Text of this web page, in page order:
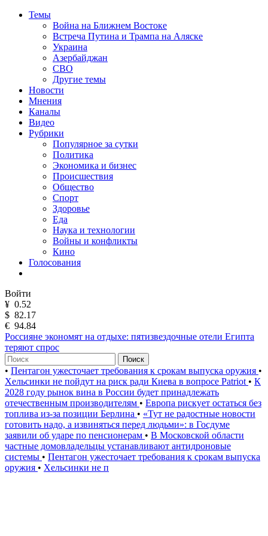
Темы
Война на Ближнем Востоке
Встреча Путина и Трампа на Аляске
Украина
Азербайджан
СВО
Другие темы
Новости
Мнения
Каналы
Видео
Рубрики
Популярное за сутки
Политика
Экономика и бизнес
Происшествия
Общество
Спорт
Здоровье
Еда
Наука и технологии
Войны и конфликты
Кино
Голосования
Войти
¥ 0.52
$ 82.17
€ 94.84
Россияне экономят на отдыхе: пятизвездочные отели Египта
теряют спрос
Поиск
• Пентагон ужесточает требования к срокам выпуска оружия •
Хельсинки не пойдут на риск ради Киева в вопросе Patriot • К
2028 году рынок вина в России будет принадлежать
отечественным производителям • Европа рискует остаться без
топлива из-за позиции Берлина • «Тут не радостные новости
готовить надо, а извиняться перед людьми»: в Госдуме
заявили об ударе по пенсионерам • В Московской области
частные домовладельцы устанавливают антидроновые
системы • Пентагон ужесточает требования к срокам выпуска
оружия • Хельсинки не п